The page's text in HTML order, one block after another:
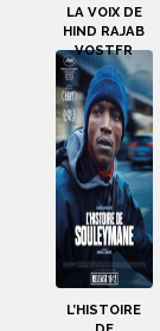
LA VOIX DE
HIND RAJAB
VOSTFR
L’HISTOIRE